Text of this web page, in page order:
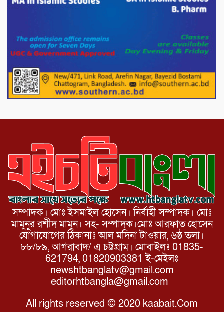
মিরপুর-১১ নম্বরে দুর্বৃত্তদের গুলিতে বিএনপি
পাটগ্রামে চিকিৎসা সেবায় বীর মুক্তিযোদ্ধা দবির
উদ্দিন ফাউন্ডেশন
পাটগ্রামের দহগ্রাম ইউনিয়নের প্রধান সড়ক
ভেঙ্গে যোগাযোগ বিছিন্ন
সম্পাদক। মোঃ ইসমাইল হোসেন। নির্বাহী সম্পাদক। মোঃ
মামুনুর রশীদ মামুন। সহ- সম্পাদক।মোঃ আরফাত হোসেন
যোগাযোগের ঠিকানাঃ আল মদিনা টাওয়ার, ৬ষ্ঠ তলা।
৮৮/৮৯, আগরাবাদ/ এ চট্টগ্রাম। মোবাইলঃ 01835-
621794, 01820903381 ই-মেইলঃ
newshtbanglatv@gmail.com
editorhtbangla@gmail.com
All rights reserved © 2020 kaabait.Com